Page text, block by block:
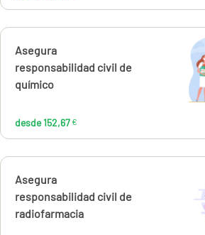
Calcúlalo ahora
Asegura
responsabilidad civil de
químico
desde 152,67 €
Calcúlalo ahora
Asegura
responsabilidad civil de
radiofarmacia